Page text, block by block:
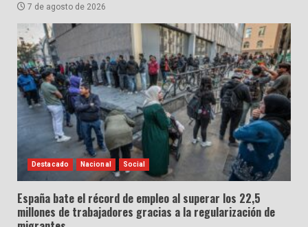
7 de agosto de 2026
Destacado Nacional Social
España bate el récord de empleo al superar los 22,5
millones de trabajadores gracias a la regularización de